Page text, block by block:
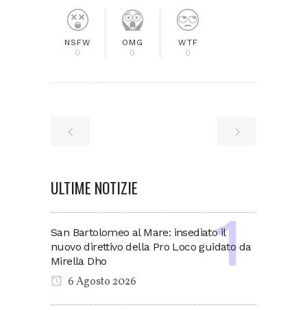
NSFW
0
OMG
0
WTF
0
ULTIME NOTIZIE
San Bartolomeo al Mare: insediato il
nuovo direttivo della Pro Loco guidato da
Mirella Dho
6 Agosto 2026